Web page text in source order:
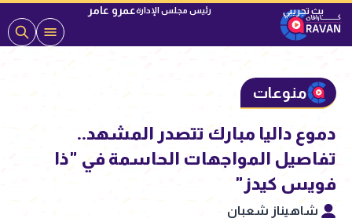
رئيس مجلس الإدارةعمرو عامر
منوعات
دموع داليا مبارك تتصدر المشهد..
تفاصيل المواجهات الحاسمة في "ذا
فويس كيدز"
شاهيناز شعبان